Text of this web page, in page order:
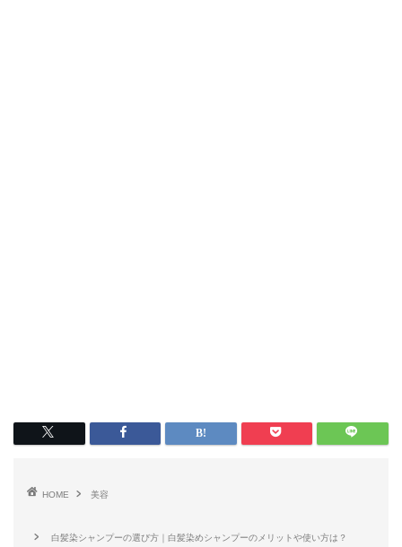
HOME 美容
白髪染シャンプーの選び方｜白髪染めシャンプーのメリットや使い方は？